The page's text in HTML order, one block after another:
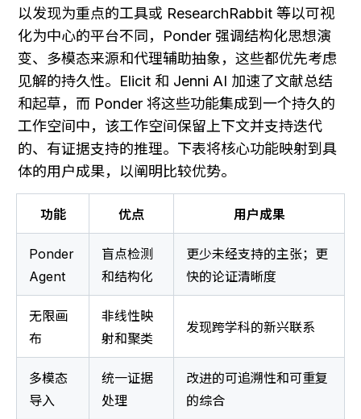
以发现为重点的工具或 ResearchRabbit 等以可视
化为中心的平台不同，Ponder 强调结构化思想演
变、多模态来源和代理辅助抽象，这些都优先考虑
见解的持久性。Elicit 和 Jenni AI 加速了文献总结
和起草，而 Ponder 将这些功能集成到一个持久的
工作空间中，该工作空间保留上下文并支持迭代
的、有证据支持的推理。下表将核心功能映射到具
体的用户成果，以阐明比较优势。
功能 优点 用户成果
Ponder
Agent
盲点检测
和结构化
更少未经支持的主张；更
快的论证清晰度
无限画
布
非线性映
射和聚类
发现跨学科的新兴联系
多模态
导入
统一证据
处理
改进的可追溯性和可重复
的综合